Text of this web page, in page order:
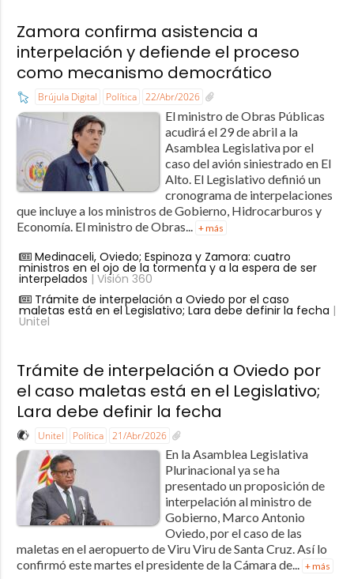
Zamora confirma asistencia a
interpelación y defiende el proceso
como mecanismo democrático
Brújula Digital Política 22/Abr/2026
El ministro de Obras Públicas
acudirá el 29 de abril a la
Asamblea Legislativa por el
caso del avión siniestrado en El
Alto. El Legislativo definió un
cronograma de interpelaciones
que incluye a los ministros de Gobierno, Hidrocarburos y
Economía. El ministro de Obras...
+ más
Medinaceli, Oviedo; Espinoza y Zamora: cuatro
ministros en el ojo de la tormenta y a la espera de ser
interpelados | Visión 360
Trámite de interpelación a Oviedo por el caso
maletas está en el Legislativo; Lara debe definir la fecha |
Unitel
Trámite de interpelación a Oviedo por
el caso maletas está en el Legislativo;
Lara debe definir la fecha
Unitel Política 21/Abr/2026
En la Asamblea Legislativa
Plurinacional ya se ha
presentado un proposición de
interpelación al ministro de
Gobierno, Marco Antonio
Oviedo, por el caso de las
maletas en el aeropuerto de Viru Viru de Santa Cruz. Así lo
confirmó este martes el presidente de la Cámara de... + más